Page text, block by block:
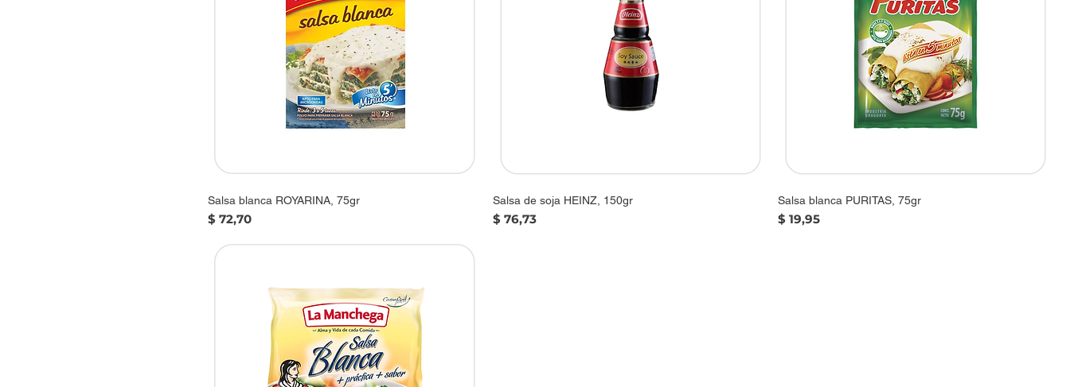
Salsa blanca ROYARINA, 75gr
Precio
$ 72,70
Salsa de soja HEINZ, 150gr
Precio
$ 76,73
Salsa blanca PURITAS, 75gr
Precio
$ 19,95